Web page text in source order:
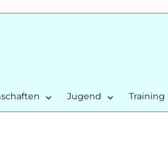
Jugend Training